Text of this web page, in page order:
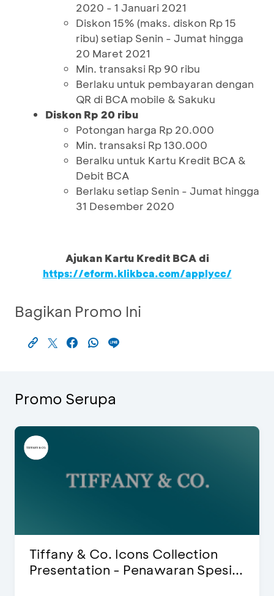
2020 - 1 Januari 2021
Diskon 15% (maks. diskon Rp 15
ribu) setiap Senin - Jumat hingga
20 Maret 2021
Min. transaksi Rp 90 ribu
Berlaku untuk pembayaran dengan
QR di BCA mobile & Sakuku
Diskon Rp 20 ribu
Potongan harga Rp 20.000
Min. transaksi Rp 130.000
Beralku untuk Kartu Kredit BCA &
Debit BCA
Berlaku setiap Senin - Jumat hingga
31 Desember 2020
Ajukan Kartu Kredit BCA di
https://eform.klikbca.com/applycc/
Bagikan Promo Ini
Promo Serupa
Blink Beauty Clinic - Diskon 25% &
Special Bonus